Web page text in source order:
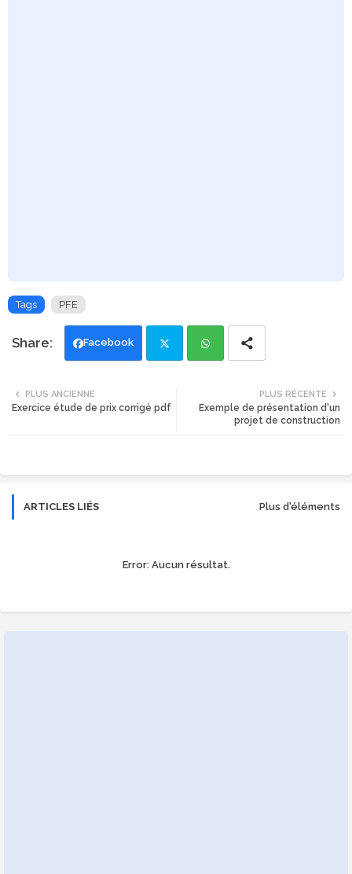
Tags PFE
Facebook
tte ats
PLUS RÉCENTE
Exemple de présentation d'un
projet de construction
PLUS ANCIENNE
Exercice étude de prix corrigé pdf
ARTICLES LIÉS Plus d'éléments
Error:Aucun résultat.